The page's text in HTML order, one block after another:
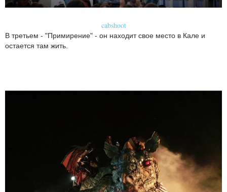
cabshoot
В третьем - "Примирение" - он находит свое место в Кале и
остается там жить.